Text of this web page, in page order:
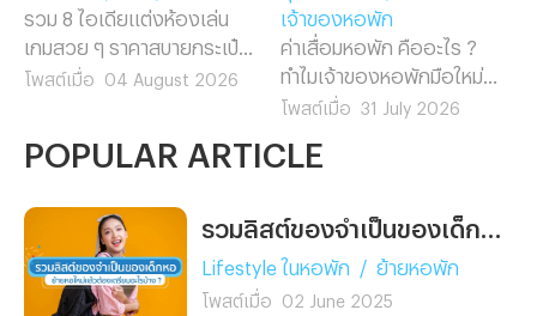
รวม 8 ไอเดียแต่งห้องเล่น
เกมสวย ๆ ราคาสบายกระเป๋า
แต่งตามง่ายไม่ต้องรีโนเวท
คอมให้ดูโปรในงบสุดคุ้ม
โพสต์เมื่อ 04 August 2026
เจ้าของหอพัก
ค่าเสื่อมหอพัก คืออะไร ?
ทำไมเจ้าของหอพักมือใหม่
ต้องรู้ก่อนยื่นภาษี พร้อมวิธี
กฎหมาย และตัวอย่างจริงที่
เลย
โพสต์เมื่อ 31 July 2026
POPULAR ARTICLE
Lifestyle ในหอพัก / ย้ายหอพัก
โพสต์เมื่อ 02 June 2025